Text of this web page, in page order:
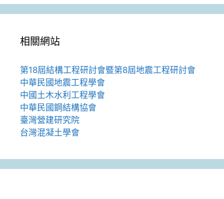
相關網站
第18屆結構工程研討會暨第8屆地震工程研討會
中華民國地震工程學會
中國土木水利工程學會
中華民國鋼結構協會
臺灣營建研究院
台灣混凝土學會